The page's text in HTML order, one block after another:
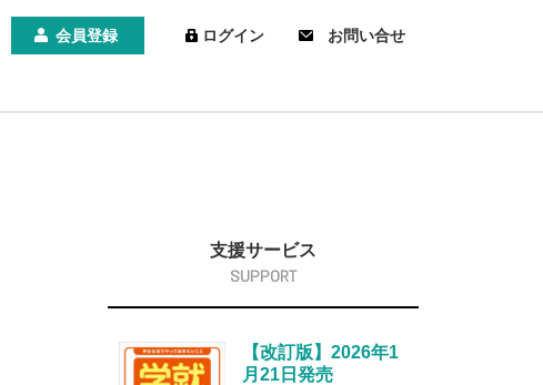
会員登録 ログイン お問い合せ
支援サービス
【改訂版】2026年1
月21日発売